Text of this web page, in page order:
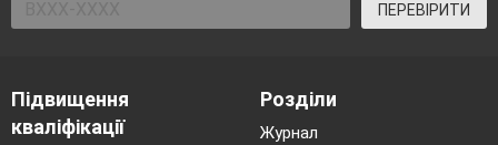
ПЕРЕВІРИТИ
Підвищення
кваліфікації
Розділи
Журнал